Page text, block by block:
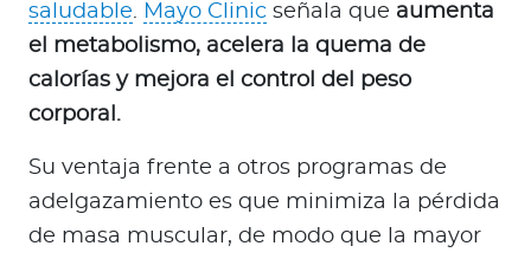
saludable. Mayo Clinic señala que aumenta
el metabolismo, acelera la quema de
calorías y mejora el control del peso
corporal.
Su ventaja frente a otros programas de
adelgazamiento es que minimiza la pérdida
de masa muscular, de modo que la mayor